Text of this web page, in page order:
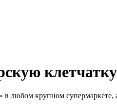
любом крупном супермаркете,